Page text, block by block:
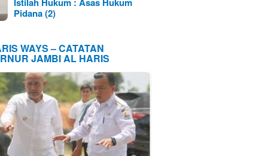
Pidana (2)
WAYS – CATATAN
JAMBI AL HARIS